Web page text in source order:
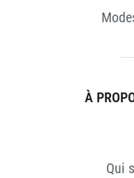
À
Qui